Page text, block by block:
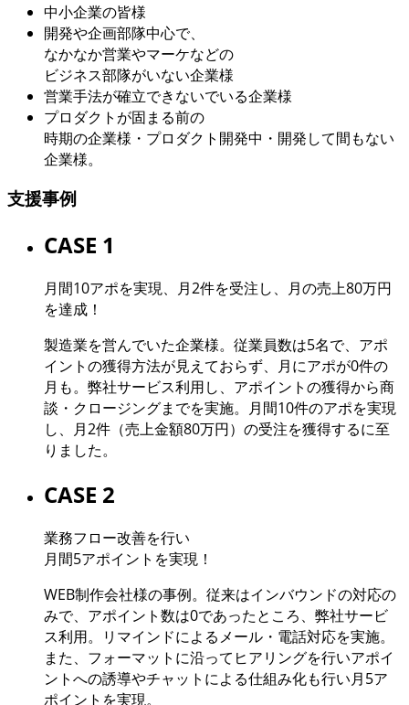
中小企業の皆様
開発や企画部隊中心で、
なかなか営業やマーケなどの
ビジネス部隊がいない企業様
営業手法が確立できないでいる企業様
プロダクトが固まる前の
時期の企業様・プロダクト開発中・開発して間もない
企業様。
支援事例
CASE 1
月間10アポを実現、月2件を受注し、月の売上80万円
を達成！
製造業を営んでいた企業様。従業員数は5名で、アポ
イントの獲得方法が見えておらず、月にアポが0件の
月も。弊社サービス利用し、アポイントの獲得から商
談・クロージングまでを実施。月間10件のアポを実現
し、月2件（売上金額80万円）の受注を獲得するに至
りました。
CASE 2
業務フロー改善を行い
月間5アポイントを実現！
WEB制作会社様の事例。従来はインバウンドの対応の
みで、アポイント数は0であったところ、弊社サービ
ス利用。リマインドによるメール・電話対応を実施。
また、フォーマットに沿ってヒアリングを行いアポイ
ントへの誘導やチャットによる仕組み化も行い月5ア
ポイントを実現。